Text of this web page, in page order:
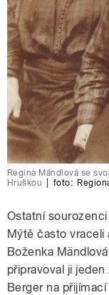
Regina Mändlová se
Hruškou
foto:
Ostatní
Mýtě často vraceli
Boženka
připravoval ji
Berger na